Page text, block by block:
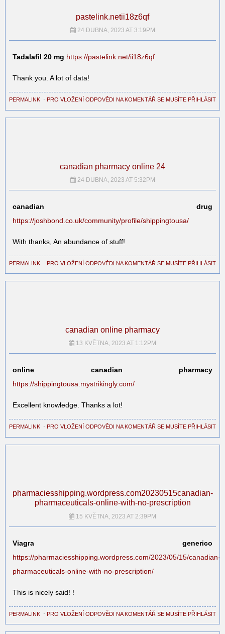
pastelink.netii18z6qf
24 DUBNA, 2023 AT 3:19PM
Tadalafil 20 mg https://pastelink.net/ii18z6qf
Thank you. A lot of data!
PERMALINK ⋅ PRO VLOŽENÍ ODPOVĚDI NA KOMENTÁŘ SE MUSÍTE PŘIHLÁSIT
canadian pharmacy online 24
24 DUBNA, 2023 AT 5:32PM
canadian drug
https://joshbond.co.uk/community/profile/shippingtousa/
With thanks, An abundance of stuff!
PERMALINK ⋅ PRO VLOŽENÍ ODPOVĚDI NA KOMENTÁŘ SE MUSÍTE PŘIHLÁSIT
canadian online pharmacy
13 KVĚTNA, 2023 AT 1:12PM
online canadian pharmacy
https://shippingtousa.mystrikingly.com/
Excellent knowledge. Thanks a lot!
PERMALINK ⋅ PRO VLOŽENÍ ODPOVĚDI NA KOMENTÁŘ SE MUSÍTE PŘIHLÁSIT
pharmaciesshipping.wordpress.com20230515canadian-
pharmaceuticals-online-with-no-prescription
15 KVĚTNA, 2023 AT 2:39PM
Viagra generico
https://pharmaciesshipping.wordpress.com/2023/05/15/canadian-
pharmaceuticals-online-with-no-prescription/
This is nicely said! !
PERMALINK ⋅ PRO VLOŽENÍ ODPOVĚDI NA KOMENTÁŘ SE MUSÍTE PŘIHLÁSIT